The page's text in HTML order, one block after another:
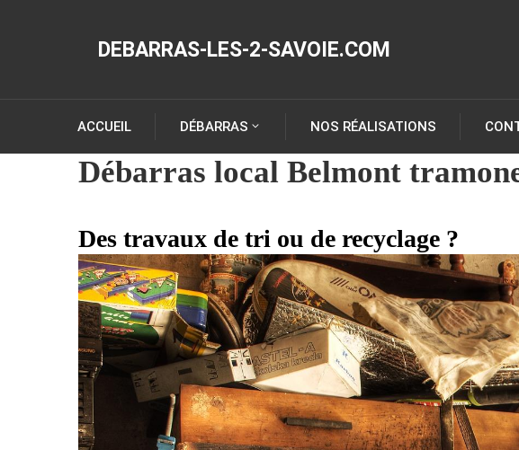
DEBARRAS-LES-2-SAVOIE.COM
ACCUEIL DÉBARRAS NOS RÉALISATIONS
Débarras local Belmont
Des travaux de tri ou de recyclage ?